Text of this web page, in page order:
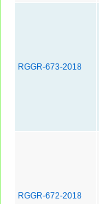
RGGR-673-2018
RGGR-672-2018